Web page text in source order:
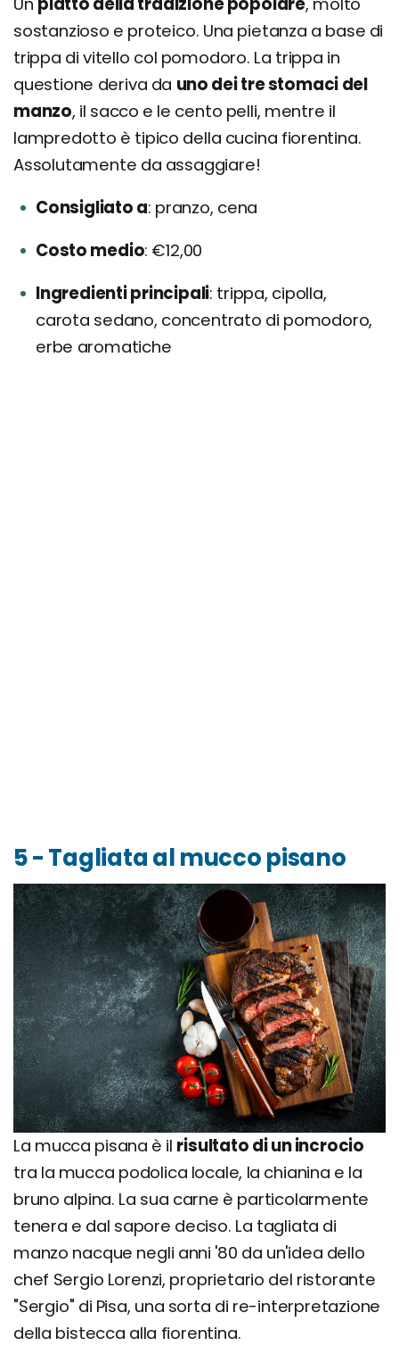
sostanzioso e proteico. Una pietanza a base di
trippa di vitello col pomodoro. La trippa in
questione deriva da uno dei tre stomaci del
manzo, il sacco e le cento pelli, mentre il
lampredotto è tipico della cucina fiorentina.
Assolutamente da assaggiare!
Consigliato a pranzo, cena
Costo medio €12,00
Ingredienti principali trippa, cipolla,
carota sedano, concentrato di pomodoro,
erbe aromatiche
5 - Tagliata al mucco pisano
La mucca pisana è il risultato di un incrocio
tra la mucca podolica locale, la chianina e la
bruno alpina. La sua carne è particolarmente
tenera e dal sapore deciso. La tagliata di
manzo nacque negli anni '80 da un'idea dello
chef Sergio Lorenzi, proprietario del ristorante
"Sergio" di Pisa, una sorta di re-interpretazione
della bistecca alla fiorentina.